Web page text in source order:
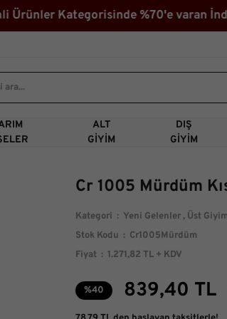
Kategorisinde %70'e varan
ALT
GIYIM
DIŞ
GIYIM
Cr 1005 Mürdüm
Kategori Yeni Gelenler , Üst Giyim
Stok Kodu
Cr1005Mürdüm
Fiyat
1.271,82 TL + KDV
%40 839,40 TL